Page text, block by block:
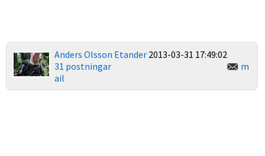
Anders Olsson Etander 2013-03-31 17:49:02
31 postningar
m
ail